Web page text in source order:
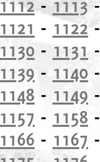
1112-1113
1121 - 1122
1130 - 1131
1139 - 1140
1148 - 1149
1157 - 1158
1166 - 1167